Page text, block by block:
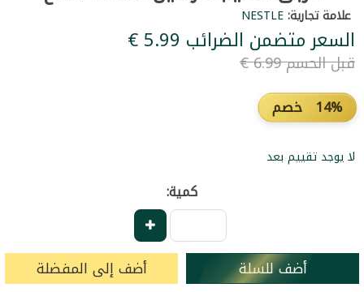
علامة تجارية:NESTLE
السعر متضمن الضرائب ‏5.99 €
قبل الحسم ‏6.99 €
14% خصم
لا يوجد تقييم بعد
كمية:
أضف للسلة أضف إلى المفضلة